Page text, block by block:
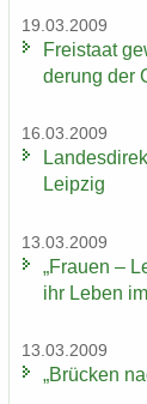
19.03.2009
Frei­staat
de­rung der
16.03.2009
Leip­zig
13.03.2009
„Frau­en –
ihr Leben
13.03.2009
„Brü­cken